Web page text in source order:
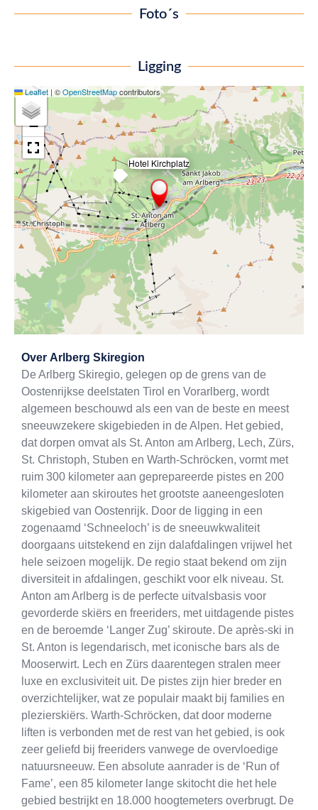
Foto´s
Ligging
Hotel Kirchplatz
×
+
−
Leaflet | ©OpenStreetMapcontributors
Over Arlberg Skiregion
De Arlberg Skiregio, gelegen op de grens van de
Oostenrijkse deelstaten Tirol en Vorarlberg, wordt
algemeen beschouwd als een van de beste en meest
sneeuwzekere skigebieden in de Alpen. Het gebied,
dat dorpen omvat als St. Anton am Arlberg, Lech, Zürs,
St. Christoph, Stuben en Warth-Schröcken, vormt met
ruim 300 kilometer aan geprepareerde pistes en 200
kilometer aan skiroutes het grootste aaneengesloten
skigebied van Oostenrijk. Door de ligging in een
zogenaamd ‘Schneeloch’ is de sneeuwkwaliteit
doorgaans uitstekend en zijn dalafdalingen vrijwel het
hele seizoen mogelijk. De regio staat bekend om zijn
diversiteit in afdalingen, geschikt voor elk niveau. St.
Anton am Arlberg is de perfecte uitvalsbasis voor
gevorderde skiërs en freeriders, met uitdagende pistes
en de beroemde ‘Langer Zug’ skiroute. De après-ski in
St. Anton is legendarisch, met iconische bars als de
Mooserwirt. Lech en Zürs daarentegen stralen meer
luxe en exclusiviteit uit. De pistes zijn hier breder en
overzichtelijker, wat ze populair maakt bij families en
plezierskiërs. Warth-Schröcken, dat door moderne
liften is verbonden met de rest van het gebied, is ook
zeer geliefd bij freeriders vanwege de overvloedige
natuursneeuw. Een absolute aanrader is de ‘Run of
Fame’, een 85 kilometer lange skitocht die het hele
gebied bestrijkt en 18.000 hoogtemeters overbrugt. De